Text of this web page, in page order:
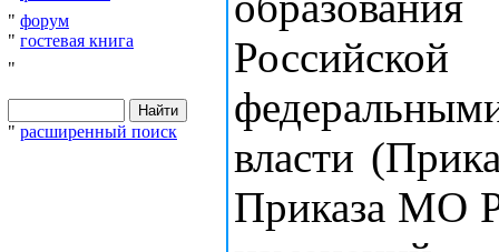
" форум
" гостевая книга
"
" расширенный поиск
власти
Приказа МО